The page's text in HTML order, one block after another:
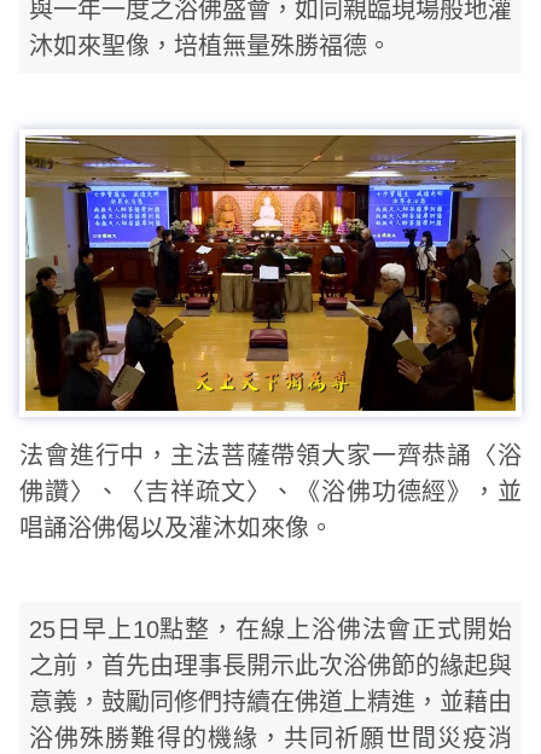
與一年一度之浴佛盛會，如同親臨現場般地灌
沐如來聖像，培植無量殊勝福德。
法會進行中，主法菩薩帶領大家一齊恭誦〈浴
佛讚〉、〈吉祥疏文〉、《浴佛功德經》，並
唱誦浴佛偈以及灌沐如來像。
25日早上10點整，在線上浴佛法會正式開始
之前，首先由理事長開示此次浴佛節的緣起與
意義，鼓勵同修們持續在佛道上精進，並藉由
浴佛殊勝難得的機緣，共同祈願世間災疫消